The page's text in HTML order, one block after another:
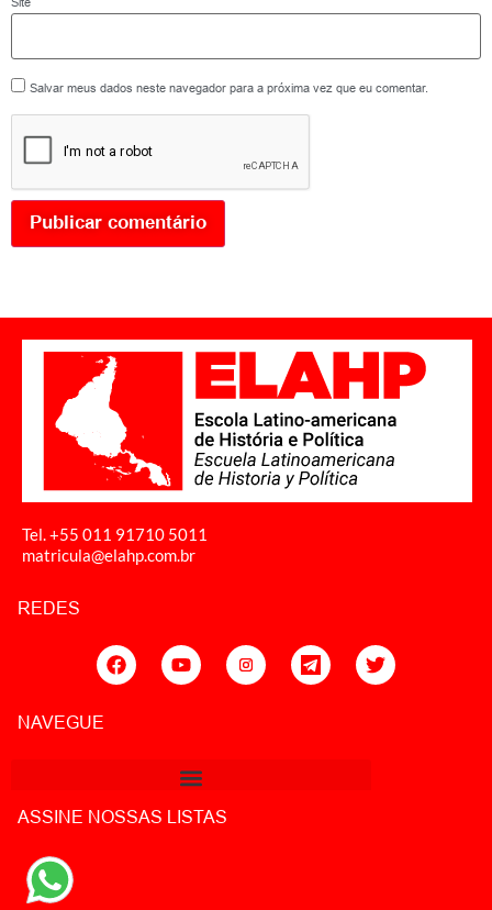
Salvar meus dados neste navegador para a próxima vez que eu comentar.
Tel. +55 011 91710 5011
matricula@elahp.com.br
REDES
NAVEGUE
ASSINE NOSSAS LISTAS